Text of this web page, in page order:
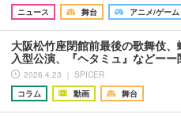
ニュース
舞台 アニメ/ゲーム
大阪松竹座閉館前最後の歌舞伎
入型公演、『ヘタミュ』などー
2026.4.23 ｜ SPICER
コラム
動画 舞台